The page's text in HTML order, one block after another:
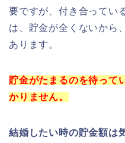
要ですが、付き合ってい
は、貯金が全くないから
あります。
貯金がたまるのを待って
かりません。
結婚したい時の貯金額は